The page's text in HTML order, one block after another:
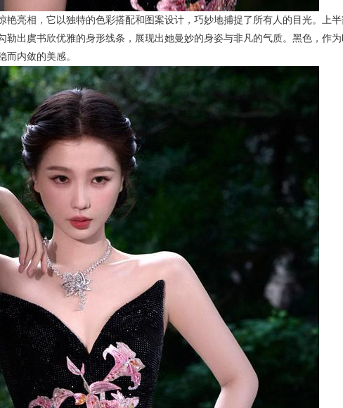
艳亮相，它以独特的色彩搭配和图案设计，巧妙地捕捉了所有人的目光。上
勒出虞书欣优雅的身形线条，展现出她曼妙的身姿与非凡的气质。黑色，作
而内敛的美感。